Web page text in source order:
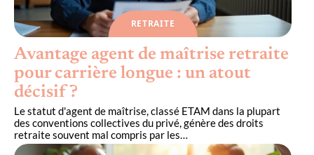
RETRAITE
Avantage agent de maîtrise retraite
pour carrière longue : un atout
décisif ?
Le statut d'agent de maîtrise, classé ETAM dans la plupart
des conventions collectives du privé, génère des droits
retraite souvent mal compris par les…